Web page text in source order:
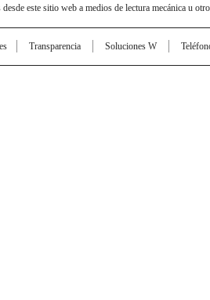
este sitio web a medios de lectura mecánica u
Transparencia Soluciones W